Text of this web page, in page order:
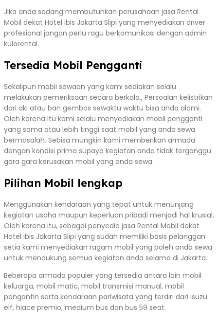
Jika anda sedang membutuhkan perusahaan jasa Rental
Mobil dekat Hotel ibis Jakarta Slipi yang menyediakan driver
profesional jangan perlu ragu berkomunikasi dengan admin
kulorental.
Tersedia Mobil Pengganti
Sekalipun mobil sewaan yang kami sediakan selalu
melakukan pemeriksaan secara berkala,, Persoalan kelistrikan
dari aki atau ban gembos sewaktu waktu bisa anda alami.
Oleh karena itu kami selalu menyediakan mobil pengganti
yang sama atau lebih tinggi saat mobil yang anda sewa
bermasalah. Sebisa mungkin kami memberikan armada
dengan kondisi prima supaya kegiatan anda tidak terganggu
gara gara kerusakan mobil yang anda sewa.
Pilihan Mobil lengkap
Menggunakan kendaraan yang tepat untuk menunjang
kegiatan usaha maupun keperluan pribadi menjadi hal krusial.
Oleh karena itu, sebagai penyedia jasa Rental Mobil dekat
Hotel ibis Jakarta Slipi yang sudah memiliki basis pelanggan
setia kami menyediakan ragam mobil yang boleh anda sewa
untuk mendukung semua kegiatan anda selama di Jakarta.
Beberapa armada populer yang tersedia antara lain mobil
keluarga, mobil matic, mobil transmisi manual, mobil
pengantin serta kendaraan pariwisata yang terdiri dari isuzu
elf, hiace premio, medium bus dan bus 59 seat.